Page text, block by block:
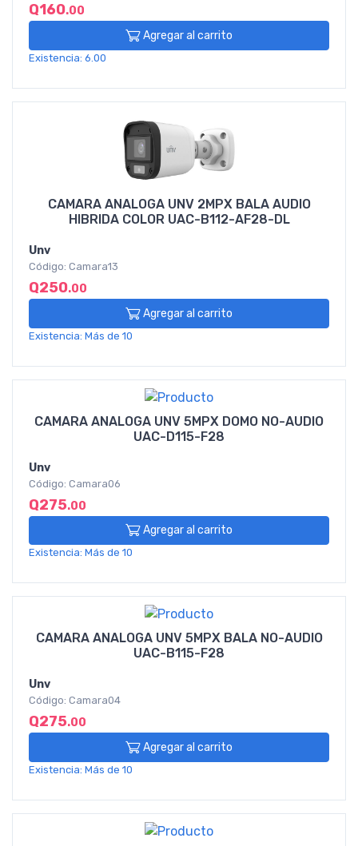
Q160.00
Agregar al carrito
Existencia: 6.00
CAMARA ANALOGA UNV 2MPX BALA AUDIO
HIBRIDA COLOR UAC-B112-AF28-DL
Unv
Código: Camara13
Q250.00
Agregar al carrito
Existencia: Más de 10
CAMARA ANALOGA UNV 5MPX DOMO NO-AUDIO
UAC-D115-F28
Unv
Código: Camara06
Q275.00
Agregar al carrito
Existencia: Más de 10
CAMARA ANALOGA UNV 5MPX BALA NO-AUDIO
UAC-B115-F28
Unv
Código: Camara04
Q275.00
Agregar al carrito
Existencia: Más de 10